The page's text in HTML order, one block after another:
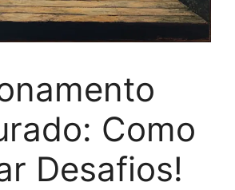
Como
Desafios!